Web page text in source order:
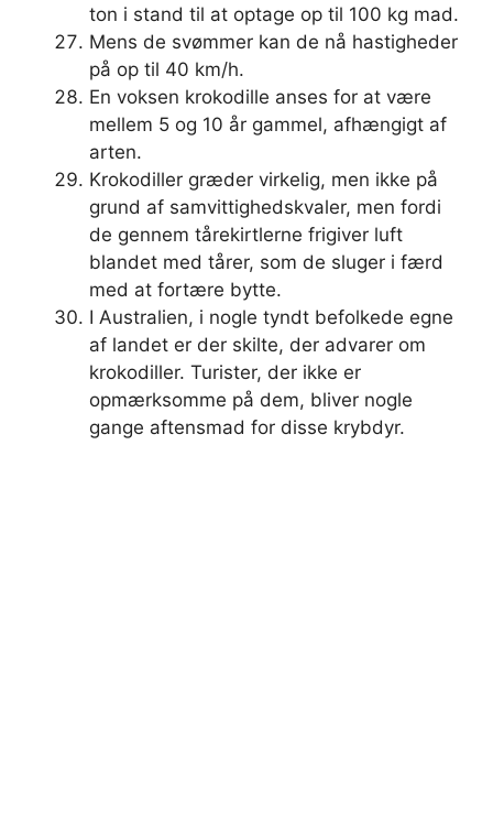
ton i stand til at optage op til 100 kg mad.
Mens de svømmer kan de nå hastigheder
på op til 40 km/h.
En voksen krokodille anses for at være
mellem 5 og 10 år gammel, afhængigt af
arten.
Krokodiller græder virkelig, men ikke på
grund af samvittighedskvaler, men fordi
de gennem tårekirtlerne frigiver luft
blandet med tårer, som de sluger i færd
med at fortære bytte.
I Australien, i nogle tyndt befolkede egne
af landet er der skilte, der advarer om
krokodiller. Turister, der ikke er
opmærksomme på dem, bliver nogle
gange aftensmad for disse krybdyr.